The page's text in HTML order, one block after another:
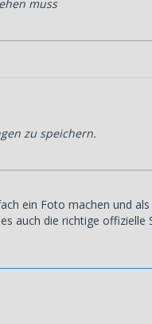
muss
zu speichern.
ein Foto machen und
auch die richtige offizielle